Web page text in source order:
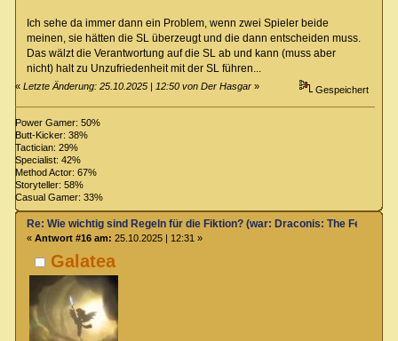
Ich sehe da immer dann ein Problem, wenn zwei Spieler beide
meinen, sie hätten die SL überzeugt und die dann entscheiden muss.
Das wälzt die Verantwortung auf die SL ab und kann (muss aber
nicht) halt zu Unzufriedenheit mit der SL führen...
«Letzte Änderung: 25.10.2025 | 12:50 von Der Hasgar » Gespeichert
Power Gamer: 50%
Butt-Kicker: 38%
Tactician: 29%
Specialist: 42%
Method Actor: 67%
Storyteller: 58%
Casual Gamer: 33%
Galatea
Re: Wie wichtig sind Regeln für die Fiktion? (war: Draconis: The Feel-
« Antwort #16 am: 25.10.2025 | 12:31 »